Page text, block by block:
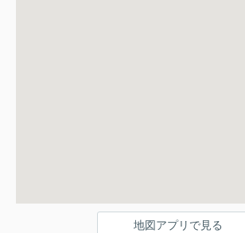
地図アプリで見る